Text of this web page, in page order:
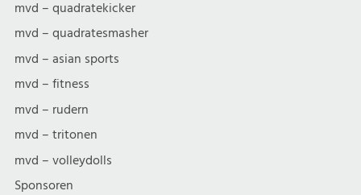
mvd – quadratekicker
mvd – quadratesmasher
mvd – asian sports
mvd – fitness
mvd – rudern
mvd – tritonen
mvd – volleydolls
Sponsoren